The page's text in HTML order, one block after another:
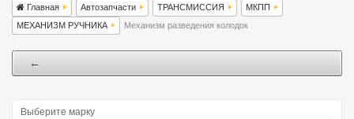
Главная Автозапчасти ТРАНСМИССИЯ
МКПП
МЕХАНИЗМ РУЧНИКА
Механизм разведения колодок
←
Выберите марку